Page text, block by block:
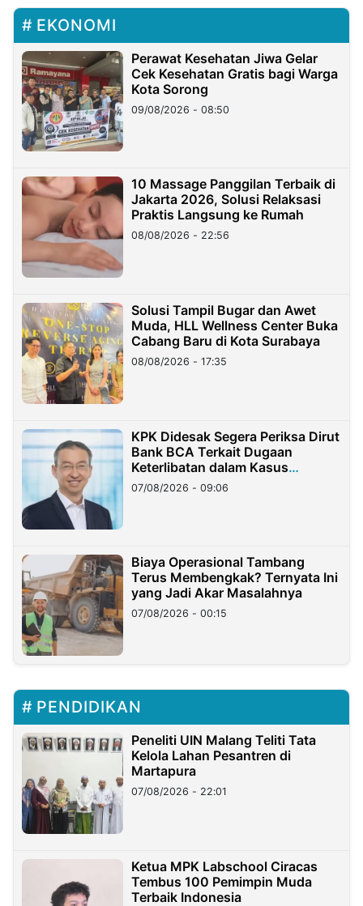
EKONOMI
Perawat Kesehatan Jiwa Gelar
Cek Kesehatan Gratis bagi Warga
Kota Sorong
09/08/2026 - 08:50
10 Massage Panggilan Terbaik di
Jakarta 2026, Solusi Relaksasi
Praktis Langsung ke Rumah
08/08/2026 - 22:56
Solusi Tampil Bugar dan Awet
Muda, HLL Wellness Center Buka
Cabang Baru di Kota Surabaya
08/08/2026 - 17:35
KPK Didesak Segera Periksa Dirut
Bank BCA Terkait Dugaan
Keterlibatan dalam Kasus
Hilangnya Dana Nasabah Rp2,58
Miliar
07/08/2026 - 09:06
Biaya Operasional Tambang
Terus Membengkak? Ternyata Ini
yang Jadi Akar Masalahnya
07/08/2026 - 00:15
PENDIDIKAN
Peneliti UIN Malang Teliti Tata
Kelola Lahan Pesantren di
Martapura
07/08/2026 - 22:01
Ketua MPK Labschool Ciracas
Tembus 100 Pemimpin Muda
Terbaik Indonesia